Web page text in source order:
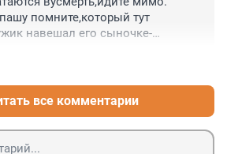
помните,который тут
навешал его сыночке-
все комментарии